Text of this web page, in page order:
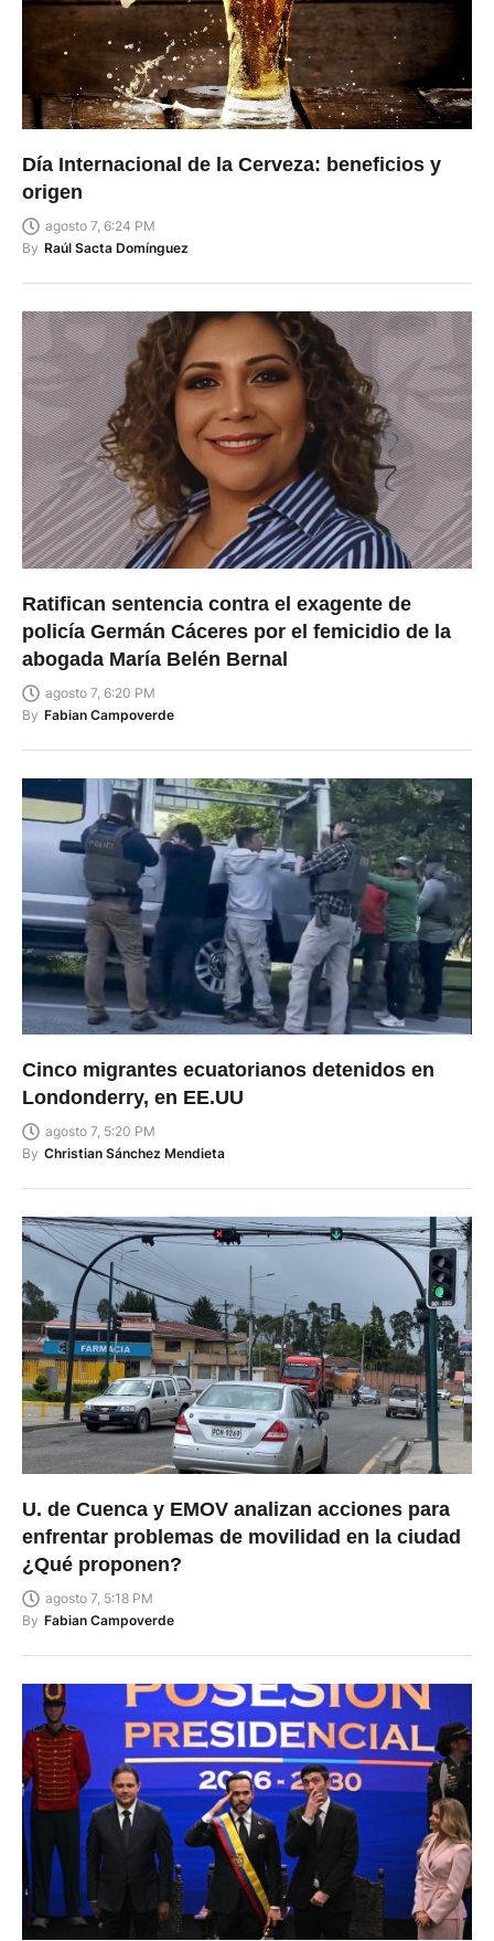
Día Internacional de la Cerveza: beneficios y
origen
agosto 7, 6:24 PM
By Raúl Sacta Domínguez
Ratifican sentencia contra el exagente de
policía Germán Cáceres por el femicidio de la
abogada María Belén Bernal
agosto 7, 6:20 PM
By Fabian Campoverde
Cinco migrantes ecuatorianos detenidos en
Londonderry, en EE.UU
agosto 7, 5:20 PM
By Christian Sánchez Mendieta
U. de Cuenca y EMOV analizan acciones para
enfrentar problemas de movilidad en la ciudad
¿Qué proponen?
agosto 7, 5:18 PM
By Fabian Campoverde